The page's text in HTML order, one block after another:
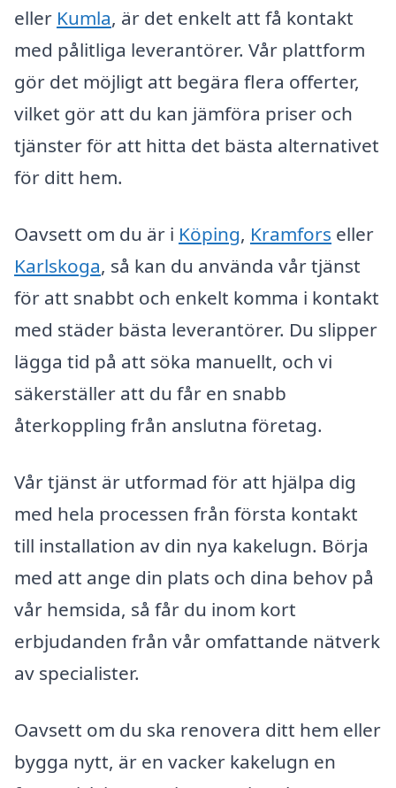
eller Kumla, är det enkelt att få kontakt
med pålitliga leverantörer. Vår plattform
gör det möjligt att begära flera offerter,
vilket gör att du kan jämföra priser och
tjänster för att hitta det bästa alternativet
för ditt hem.
Oavsett om du är i Köping, Kramfors eller
Karlskoga, så kan du använda vår tjänst
för att snabbt och enkelt komma i kontakt
med städer bästa leverantörer. Du slipper
lägga tid på att söka manuellt, och vi
säkerställer att du får en snabb
återkoppling från anslutna företag.
Vår tjänst är utformad för att hjälpa dig
med hela processen från första kontakt
till installation av din nya kakelugn. Börja
med att ange din plats och dina behov på
vår hemsida, så får du inom kort
erbjudanden från vår omfattande nätverk
av specialister.
Oavsett om du ska renovera ditt hem eller
bygga nytt, är en vacker kakelugn en